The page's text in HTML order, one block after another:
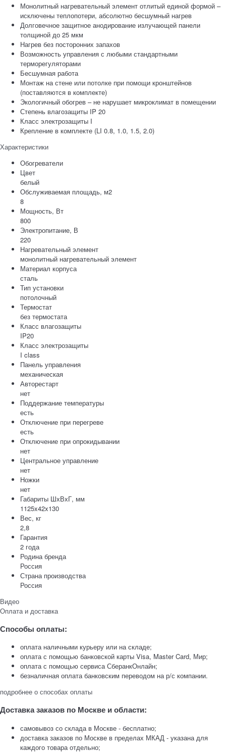
Монолитный нагревательный элемент отлитый единой формой –
исключены теплопотери, абсолютно бесшумный нагрев
Долговечное защитное анодирование излучающей панели
толщиной до 25 мкм
Нагрев без посторонних запахов
Возможность управления с любыми стандартными
терморегуляторами
Бесшумная работа
Монтаж на стене или потолке при помощи кронштейнов
(поставляются в комплекте)
Экологичный обогрев – не нарушает микроклимат в помещении
Степень влагозащиты IP 20
Класс электрозащиты I
Крепление в комплекте (LI 0.8, 1.0, 1.5, 2.0)
Характеристики
Обогреватели
Цвет
белый
Обслуживаемая площадь, м2
8
Мощность, Вт
800
Электропитание, В
220
Нагревательный элемент
монолитный нагревательный элемент
Материал корпуса
сталь
Тип установки
потолочный
Термостат
без термостата
Класс влагозащиты
IP20
Класс электрозащиты
I class
Панель управления
механическая
Авторестарт
нет
Поддержание температуры
есть
Отключение при перегреве
есть
Отключение при опрокидывании
нет
Центральное управление
нет
Ножки
нет
Габариты ШхВхГ, мм
1125x42x130
Вес, кг
2,8
Гарантия
2 года
Родина бренда
Россия
Страна производства
Россия
Видео
Оплата и доставка
Способы оплаты:
оплата наличными курьеру или на складе;
оплата с помощью банковской карты Visa, Master Card, Мир;
оплата с помощью сервиса СберанкОнлайн;
безналичная оплата банковским переводом на р/с компании.
подробнее о способах оплаты
Доставка заказов по Москве и области:
самовывоз со склада в Москве - бесплатно;
доставка заказов по Москве в пределах МКАД - указана для
каждого товара отдельно;